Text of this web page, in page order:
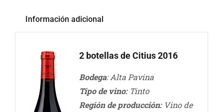
Información adicional
2 botellas de Citius 2016
Bodega: Alta Pavina
Tipo de vino:Tinto
Región de producción:Vino de